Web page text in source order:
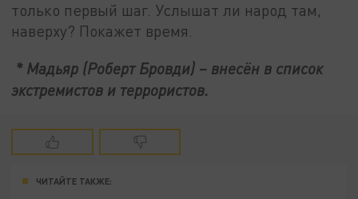
только первый шаг. Услышат ли народ там,
наверху? Покажет время.
* Мадьяр (Роберт Бровди) – внесён в список
экстремистов и террористов.
ЧИТАЙТЕ ТАКЖЕ: